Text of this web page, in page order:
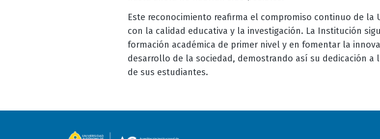
Este reconocimiento reafirma el compromiso continuo de la
con la calidad educativa y la investigación. La Institución
formación académica de primer nivel y en fomentar la
desarrollo de la sociedad, demostrando así su dedicación a
de sus estudiantes.